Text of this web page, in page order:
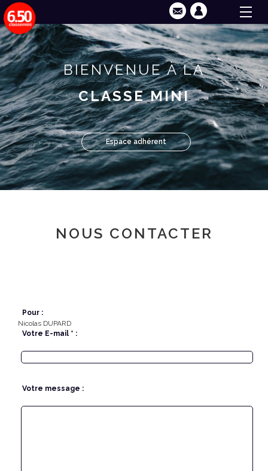
BIENVENUE À LA
CLASSE MINI
Espace adhérent
NOUS CONTACTER
Pour :
Nicolas DUPARD
Votre E-mail * :
Votre message :